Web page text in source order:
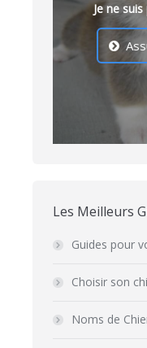
Je ne
Les Meilleurs
Guides pour
Choisir son
Noms de